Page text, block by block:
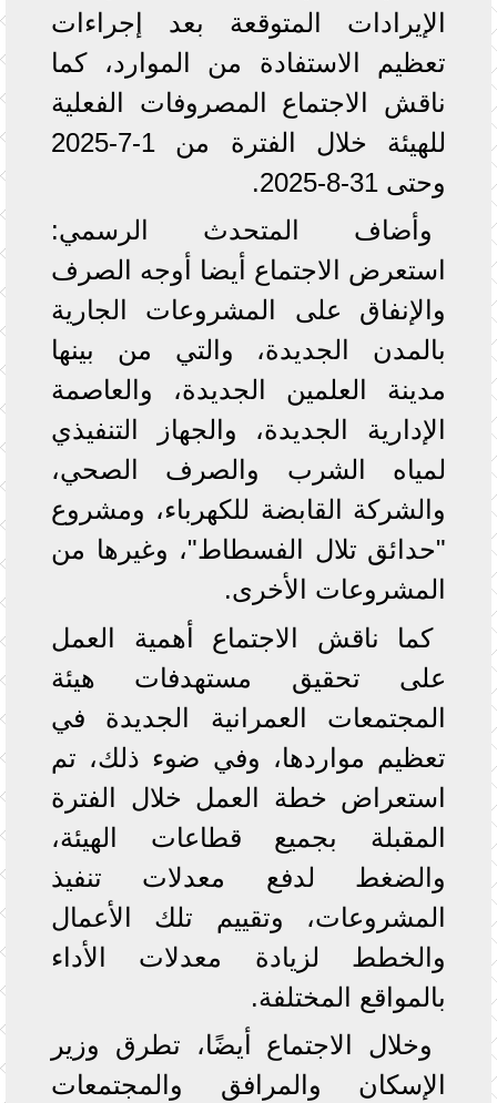
الإيرادات المتوقعة بعد إجراءات
تعظيم الاستفادة من الموارد، كما
ناقش الاجتماع المصروفات الفعلية
للهيئة خلال الفترة من 1-7-2025
وحتى 31-8-2025.
وأضاف المتحدث الرسمي:
استعرض الاجتماع أيضا أوجه الصرف
والإنفاق على المشروعات الجارية
بالمدن الجديدة، والتي من بينها
مدينة العلمين الجديدة، والعاصمة
الإدارية الجديدة، والجهاز التنفيذي
لمياه الشرب والصرف الصحي،
والشركة القابضة للكهرباء، ومشروع
"حدائق تلال الفسطاط"، وغيرها من
المشروعات الأخرى.
كما ناقش الاجتماع أهمية العمل
على تحقيق مستهدفات هيئة
المجتمعات العمرانية الجديدة في
تعظيم مواردها، وفي ضوء ذلك، تم
استعراض خطة العمل خلال الفترة
المقبلة بجميع قطاعات الهيئة،
والضغط لدفع معدلات تنفيذ
المشروعات، وتقييم تلك الأعمال
والخطط لزيادة معدلات الأداء
بالمواقع المختلفة.
وخلال الاجتماع أيضًا، تطرق وزير
الإسكان والمرافق والمجتمعات